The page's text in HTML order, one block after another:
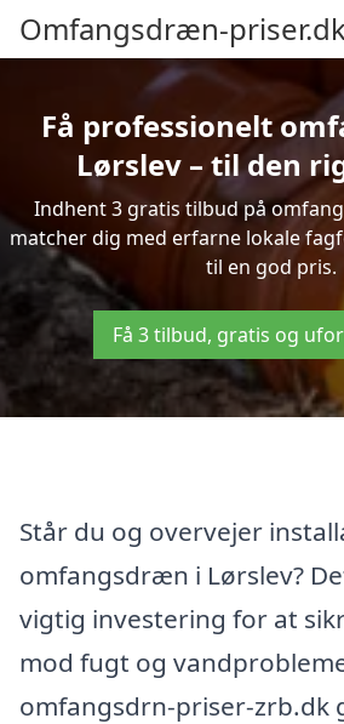
Omfangsdræn-
Få professionelt
Lørslev – til den
Indhent 3 gratis tilbud på
matcher dig med erfarne lokale
til en god pris.
Få 3 tilbud, gratis og
Står du og overvejer
omfangsdræn i Lørslev?
vigtig investering for at
mod fugt og
omfangsdrn-priser-zrb.dk